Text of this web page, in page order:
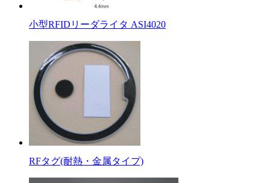
小型RFIDリーダライタ ASI4020
RFタグ(耐熱・金属タイプ)